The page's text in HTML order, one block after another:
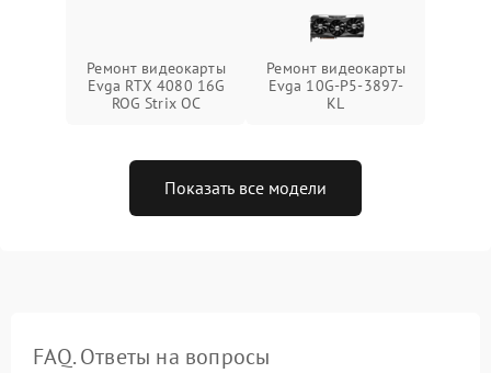
Ремонт видеокарты
Evga RTX 4080 16G
ROG Strix OC
Ремонт видеокарты
Evga 10G-P5-3897-
KL
Показать все модели
FAQ. Ответы на вопросы